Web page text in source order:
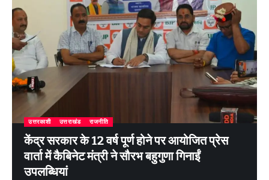
उत्तरकाशी उत्तराखंड राजनीति
केंद्र सरकार के 12 वर्ष पूर्ण होने पर आयोजित प्रेस
वार्ता में कैबिनेट मंत्री ने सौरभ बहुगुणा गिनाईं
उपलब्धियां